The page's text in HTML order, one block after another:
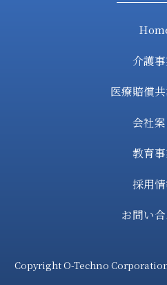
介護
医療賠償
会社
教育
採用
お問い
Copyright O-Techno